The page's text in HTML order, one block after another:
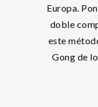
Europa.
doble
este
Gong de